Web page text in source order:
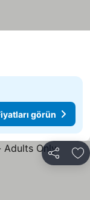
görün
Paylaş